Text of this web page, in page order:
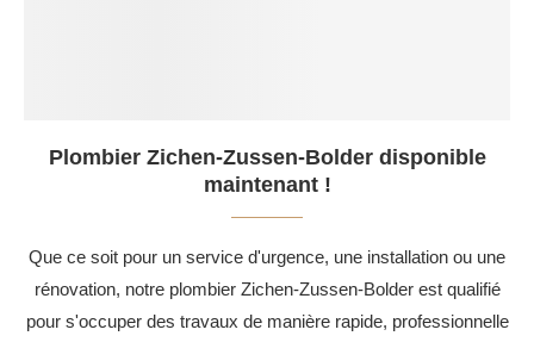
Plombier Zichen-Zussen-Bolder disponible
maintenant !
Que ce soit pour un service d'urgence, une installation ou une
rénovation, notre plombier Zichen-Zussen-Bolder est qualifié
pour s'occuper des travaux de manière rapide, professionnelle